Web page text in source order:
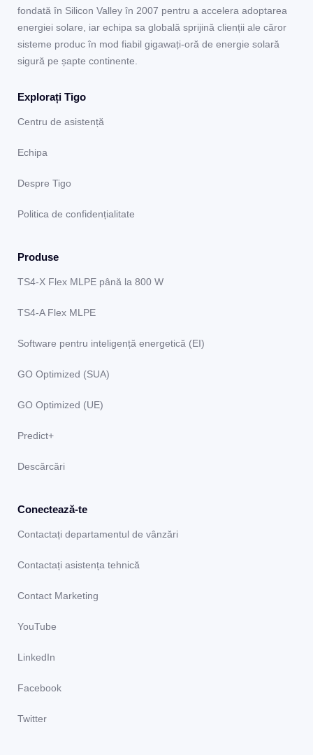
fondată în Silicon Valley în 2007 pentru a accelera adoptarea
energiei solare, iar echipa sa globală sprijină clienții ale căror
sisteme produc în mod fiabil gigawați-oră de energie solară
sigură pe șapte continente.
Explorați Tigo
Centru de asistență
Echipa
Despre Tigo
Politica de confidențialitate
Produse
TS4-X Flex MLPE până la 800 W
TS4-A Flex MLPE
Software pentru inteligență energetică (EI)
GO Optimized (SUA)
GO Optimized (UE)
Predict+
Descărcări
Conectează-te
Contactați departamentul de vânzări
Contactați asistența tehnică
Contact Marketing
YouTube
LinkedIn
Facebook
Twitter